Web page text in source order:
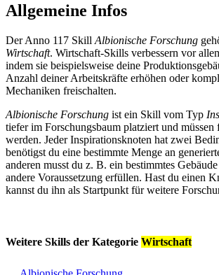
Allgemeine Infos
Der Anno 117 Skill Albionische Forschung
Wirtschaft. Wirtschaft-Skills verbessern vor
indem sie beispielsweise deine
Anzahl deiner Arbeitskräfte erhöhen oder
Mechaniken freischalten.
Albionische Forschung ist ein Skill vom Typ
tiefer im Forschungsbaum platziert und müssen
werden. Jeder Inspirationsknoten hat zwei
benötigst du eine bestimmte Menge an
anderen musst du z. B. ein bestimmtes
andere Voraussetzung erfüllen. Hast du einen
kannst du ihn als Startpunkt für weitere
Weitere Skills der Kategorie Wirtschaft